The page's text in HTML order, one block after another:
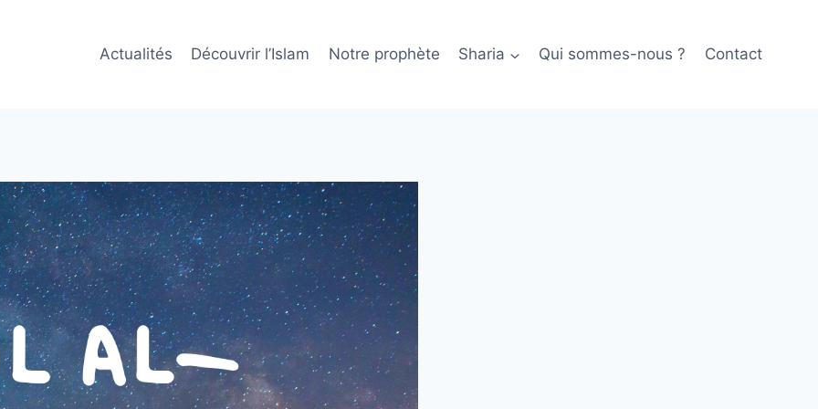
Actualités Découvrir l’Islam Notre prophète Sharia Qui sommes-nous ? Contact